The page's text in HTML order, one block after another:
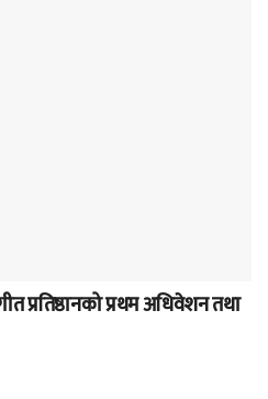
प्रतिष्ठानको प्रथम अधिवेशन तथा